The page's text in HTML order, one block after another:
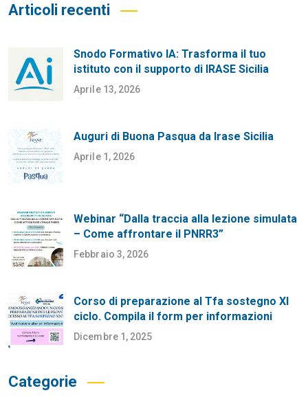
Articoli recenti
Snodo Formativo IA: Trasforma il tuo
istituto con il supporto di IRASE Sicilia
Aprile 13, 2026
Auguri di Buona Pasqua da Irase Sicilia
Aprile 1, 2026
Webinar “Dalla traccia alla lezione simulata
– Come affrontare il PNRR3”
Febbraio 3, 2026
Corso di preparazione al Tfa sostegno XI
ciclo. Compila il form per informazioni
Dicembre 1, 2025
Categorie